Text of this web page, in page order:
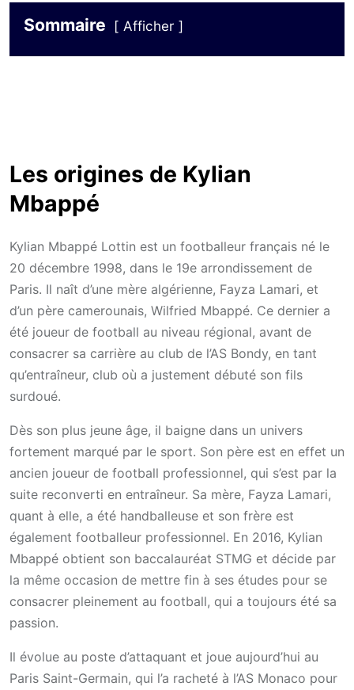
Sommaire Afficher
Les origines de Kylian
Mbappé
Kylian Mbappé Lottin est un footballeur français né le
20 décembre 1998, dans le 19e arrondissement de
Paris. Il naît d’une mère algérienne, Fayza Lamari, et
d’un père camerounais, Wilfried Mbappé. Ce dernier a
été joueur de football au niveau régional, avant de
consacrer sa carrière au club de l’AS Bondy, en tant
qu’entraîneur, club où a justement débuté son fils
surdoué.
Dès son plus jeune âge, il baigne dans un univers
fortement marqué par le sport. Son père est en effet un
ancien joueur de football professionnel, qui s’est par la
suite reconverti en entraîneur. Sa mère, Fayza Lamari,
quant à elle, a été handballeuse et son frère est
également footballeur professionnel. En 2016, Kylian
Mbappé obtient son baccalauréat STMG et décide par
la même occasion de mettre fin à ses études pour se
consacrer pleinement au football, qui a toujours été sa
passion.
Il évolue au poste d’attaquant et joue aujourd’hui au
Paris Saint-Germain, qui l’a racheté à l’AS Monaco pour